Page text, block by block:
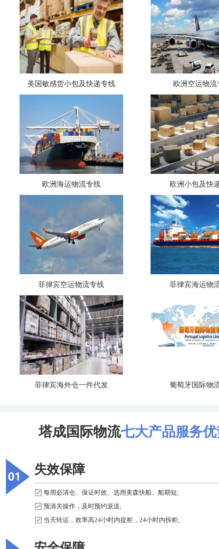
美国敏感货小包及快递专线 欧洲空运物流
欧洲海运物流专线 欧洲小包及快
菲律宾空运物流专线 菲律宾海运物
菲律宾海外仓一件代发 葡萄牙国际物
塔成国际物流七大产品服务
失效保障
每周必清仓、保证时效、选用美森快船、船期短;
预清关操作，及时预约派送;
当天转运，效率高24小时内提柜，24小时内拆柜;